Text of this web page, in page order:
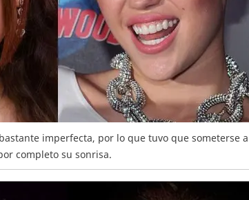
imperfecta, por lo que tuvo que someterse a
completo su sonrisa.